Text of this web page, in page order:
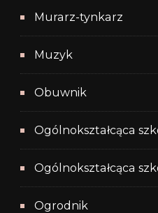
Murarz-tynkarz
Muzyk
Obuwnik
Ogólnokształcąca
Ogólnokształcąca
Ogrodnik